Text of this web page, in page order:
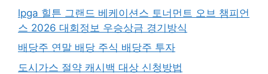
lpga 힐튼 그랜드 베케이션스 토너먼트 오브 챔피언
스 2026 대회정보 우승상금 경기방식
배당주 연말 배당 주식 배당주 투자
도시가스 절약 캐시백 대상 신청방법